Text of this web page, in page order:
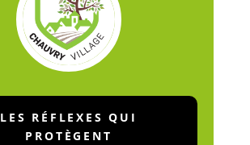
LES RÉFLEXES QUI
PROTÈGENT